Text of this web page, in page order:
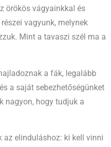
örökös vágyainkkal és
vagyunk, melynek
Mint a tavaszi szél ma a
a fák, legalább
a saját sebezhetőségünket
nagyon, hogy tudjuk a
az elinduláshoz: ki kell vinni